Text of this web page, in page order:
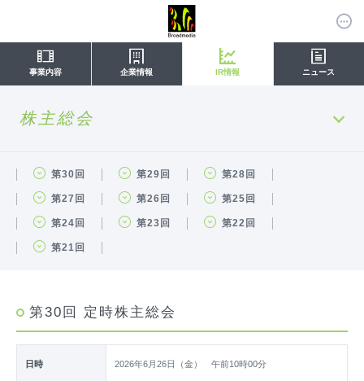
事業内容 企業情報 IR情報 ニュース
株主総会
第30回 第29回 第28回
第27回 第26回 第25回
第24回 第23回 第22回
第21回
第30回 定時株主総会
日時 2026年6月26日（金） 午前10時00分